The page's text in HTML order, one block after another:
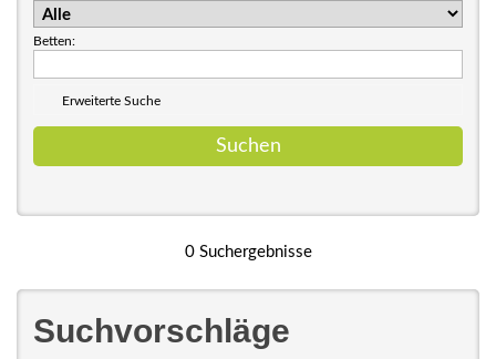
Betten:
Erweiterte Suche
0 Suchergebnisse
Suchvorschläge